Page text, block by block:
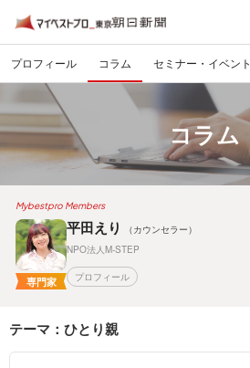
プロフィール コラム セミナー・イベント
コラム
Mybestpro Members
専門家
平田えり
（カウンセラー）
NPO法人M-STEP
プロフィール
テーマ：ひとり親